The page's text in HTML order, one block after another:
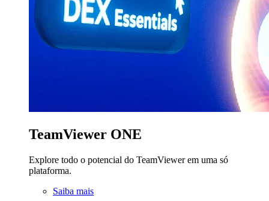
TeamViewer ONE
Explore todo o potencial do TeamViewer em uma só
plataforma.
Saiba mais